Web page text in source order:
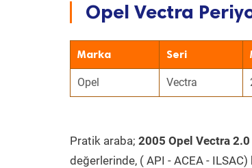
Opel Vectra
Marka Seri
Opel Vectra
Pratik araba; 2005 Opel Vectra
değerlerinde, ( API - ACEA -